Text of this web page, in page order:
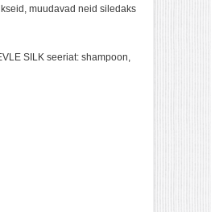
muudavad neid siledaks
SILK seeriat: shampoon,